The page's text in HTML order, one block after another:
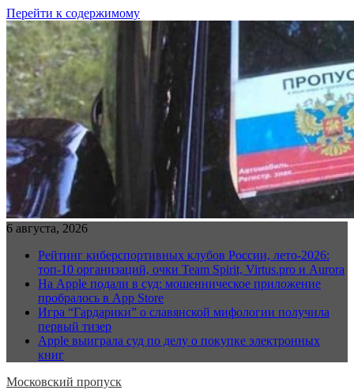
Перейти к содержимому
6 августа, 2026
Рейтинг киберспортивных клубов России, лето-2026:
топ-10 организаций, очки Team Spirit, Virtus.pro и Aurora
На Apple подали в суд: мошенническое приложение
пробралось в App Store
Игра “Гардарики” о славянской мифологии получила
первый тизер
Apple выиграла суд по делу о покупке электронных
книг
Московский пропуск